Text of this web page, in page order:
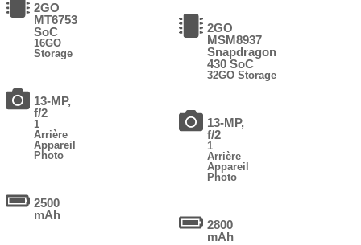
2GO
MT6753
SoC
16GO
Storage
13-MP,
f/2
1
Arrière
Appareil
Photo
2500
mAh
2GO
MSM8937
Snapdragon
430 SoC
32GO Storage
13-MP,
f/2
1
Arrière
Appareil
Photo
2800
mAh